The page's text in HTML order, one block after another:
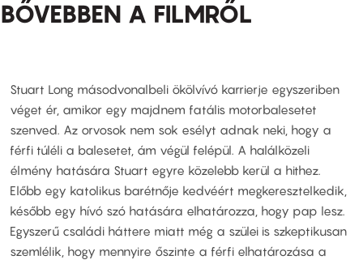
BŐVEBBEN A FILMRŐL
Stuart Long másodvonalbeli ökölvívó karrierje egyszeriben
véget ér, amikor egy majdnem fatális motorbalesetet
szenved. Az orvosok nem sok esélyt adnak neki, hogy a
férfi túléli a balesetet, ám végül felépül. A halálközeli
élmény hatására Stuart egyre közelebb kerül a hithez.
Előbb egy katolikus barétnője kedvéért megkeresztelkedik,
később egy hívó szó hatására elhatározza, hogy pap lesz.
Egyszerű családi háttere miatt még a szülei is szkeptikusan
szemlélik, hogy mennyire őszinte a férfi elhatározása a